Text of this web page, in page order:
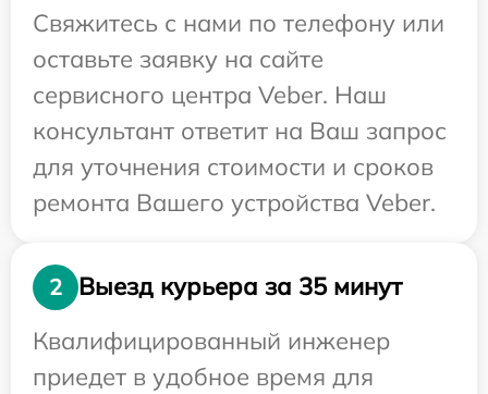
Свяжитесь с нами по телефону или
оставьте заявку на сайте
сервисного центра Veber. Наш
консультант ответит на Ваш запрос
для уточнения стоимости и сроков
ремонта Вашего устройства Veber.
2
Выезд курьера за 35 минут
Квалифицированный инженер
приедет в удобное время для